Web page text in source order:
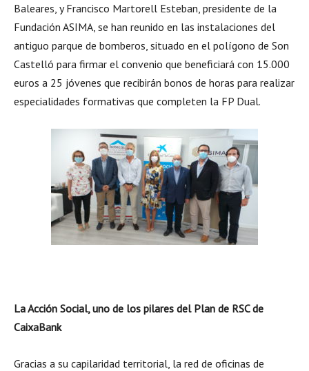
Baleares, y Francisco Martorell Esteban, presidente de la
Fundación ASIMA, se han reunido en las instalaciones del
antiguo parque de bomberos, situado en el polígono de Son
Castelló para firmar el convenio que beneficiará con 15.000
euros a 25 jóvenes que recibirán bonos de horas para realizar
especialidades formativas que completen la FP Dual.
La Acción Social, uno de los pilares del Plan de RSC de
CaixaBank
Gracias a su capilaridad territorial, la red de oficinas de